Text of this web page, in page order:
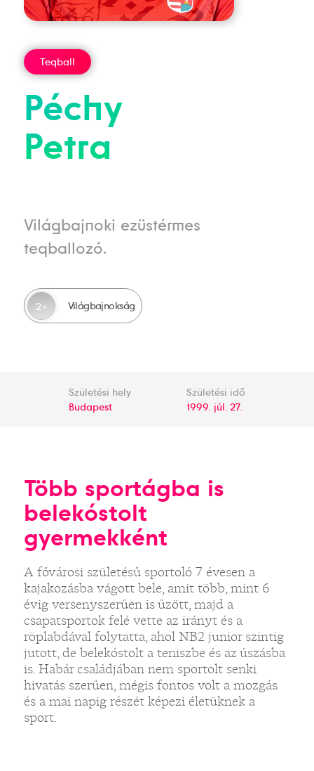
Teqball
Péchy
Petra
Világbajnoki ezüstérmes
teqballozó.
2 Világbajnokság
Születési hely
Budapest
Születési idő
1999. júl. 27.
Több sportágba is
belekóstolt
gyermekként
A fővárosi születésű sportoló 7 évesen a
kajakozásba vágott bele, amit több, mint 6
évig versenyszerűen is űzött, majd a
csapatsportok felé vette az irányt és a
röplabdával folytatta, ahol NB2 junior szintig
jutott, de belekóstolt a teniszbe és az úszásba
is. Habár családjában nem sportolt senki
hivatás szerűen, mégis fontos volt a mozgás
és a mai napig részét képezi életüknek a
sport.